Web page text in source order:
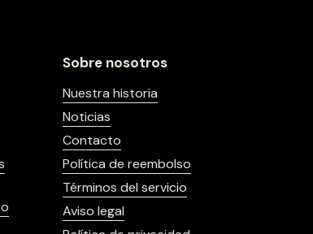
Sobre nosotros
Nuestra historia
Noticias
Contacto
Política de reembolso
Términos del servicio
Aviso legal